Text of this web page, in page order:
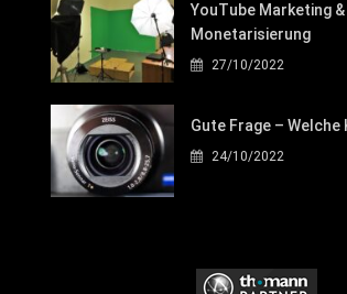
YouTube Marketing &
Monetarisierung
27/10/2022
Gute Frage – Welche
24/10/2022